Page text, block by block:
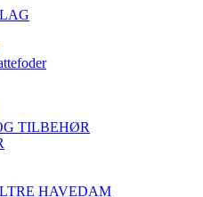
TILBEHØR
HAVEDAM